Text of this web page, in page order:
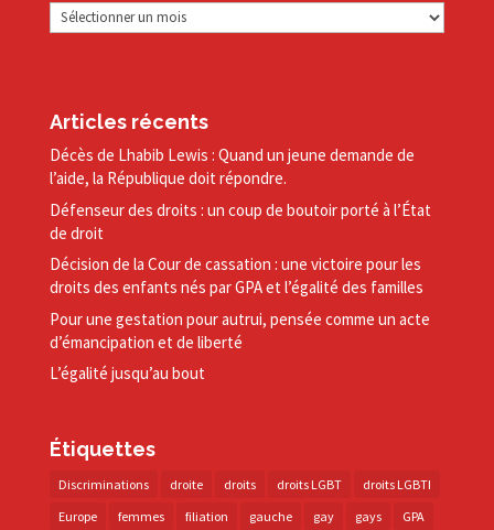
Archives
Articles récents
Décès de Lhabib Lewis : Quand un jeune demande de
l’aide, la République doit répondre.
Défenseur des droits : un coup de boutoir porté à l’État
de droit
Décision de la Cour de cassation : une victoire pour les
droits des enfants nés par GPA et l’égalité des familles
Pour une gestation pour autrui, pensée comme un acte
d’émancipation et de liberté
L’égalité jusqu’au bout
Étiquettes
Discriminations droite droits droits LGBT
droits LGBTI
Europe
femmes filiation gauche gay gays GPA